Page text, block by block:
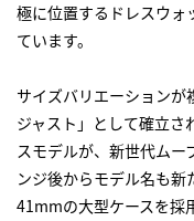
極に位置するドレスウォ
ています。
サイズバリエーションが
ジャスト」として確立
スモデルが、新世代ムー
ンジ後からモデル名も新
41mmの大型ケースを採